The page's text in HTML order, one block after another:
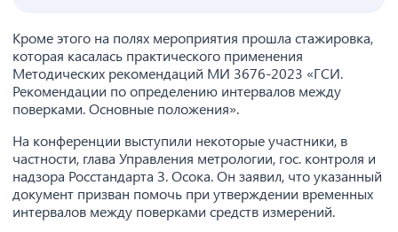
Кроме этого на полях мероприятия прошла стажировка,
которая касалась практического применения
Методических рекомендаций МИ 3676-2023 «ГСИ.
Рекомендации по определению интервалов между
поверками. Основные положения».
На конференции выступили некоторые участники, в
частности, глава Управления метрологии, гос. контроля и
надзора Росстандарта З. Осока. Он заявил, что указанный
документ призван помочь при утверждении временных
интервалов между поверками средств измерений.